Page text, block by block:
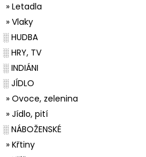
» Letadla
» Vlaky
░ HUDBA
░ HRY, TV
░ INDIÁNI
░ JÍDLO
» Ovoce, zelenina
» Jídlo, pití
░ NÁBOŽENSKÉ
» Křtiny